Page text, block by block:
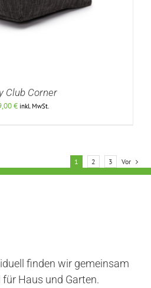
Club Corner
€ inkl. MwSt.
1 2 3 Vor
finden wir gemeinsam
Haus und Garten.